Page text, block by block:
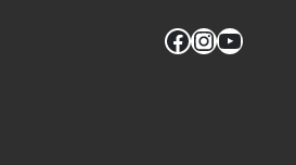
Facebook InstagramYouTube